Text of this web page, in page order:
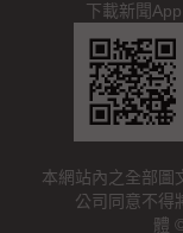
下載新聞App
本網站內之全部圖
公司同意不得
體